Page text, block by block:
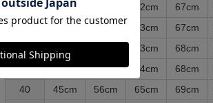
32 41cm 62cm 67cm
34
42cm 50cm 63cm 67cm
63cm 68cm
38
44cm 54cm 64cm 68cm
40
45cm 56cm 65cm 69cm